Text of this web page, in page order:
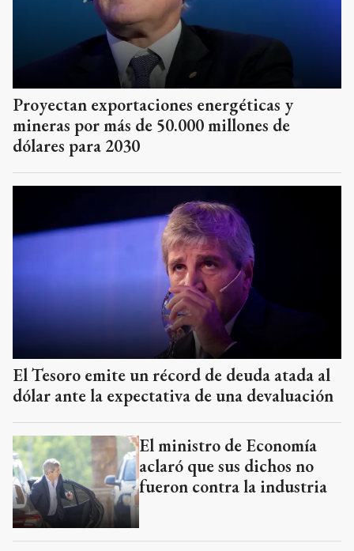
Proyectan exportaciones energéticas y
mineras por más de 50.000 millones de
dólares para 2030
El Tesoro emite un récord de deuda atada al
dólar ante la expectativa de una devaluación
El ministro de Economía
aclaró que sus dichos no
fueron contra la industria